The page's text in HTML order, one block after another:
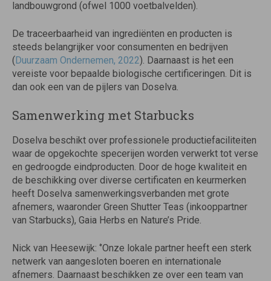
landbouwgrond (ofwel 1000 voetbalvelden).
De traceerbaarheid van ingrediënten en producten is
steeds belangrijker voor consumenten en bedrijven
(Duurzaam Ondernemen, 2022). Daarnaast is het een
vereiste voor bepaalde biologische certificeringen. Dit is
dan ook een van de pijlers van Doselva.
Samenwerking met Starbucks
Doselva beschikt over professionele productiefaciliteiten
waar de opgekochte specerijen worden verwerkt tot verse
en gedroogde eindproducten. Door de hoge kwaliteit en
de beschikking over diverse certificaten en keurmerken
heeft Doselva samenwerkingsverbanden met grote
afnemers, waaronder Green Shutter Teas (inkooppartner
van Starbucks), Gaia Herbs en Nature’s Pride.
Nick van Heesewijk: ‘’Onze lokale partner heeft een sterk
netwerk van aangesloten boeren en internationale
afnemers. Daarnaast beschikken ze over een team van